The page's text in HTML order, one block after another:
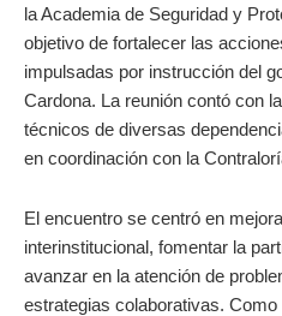
la Academia de Seguridad y
objetivo de fortalecer las
impulsadas por instrucción del
Cardona. La reunión contó con
técnicos de diversas
en coordinación con la
El encuentro se centró en
interinstitucional, fomentar la
avanzar en la atención de
estrategias colaborativas.